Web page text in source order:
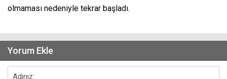
olmaması nedeniyle tekrar başladı.
Yorum Ekle